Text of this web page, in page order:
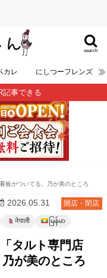
search
カレ にしつーフレンズ
記事できる
板がついてる。乃が美のところ
開店・閉店
2026.05.31
नेपाली မြန်မာ
タルト専門店
が美のところ